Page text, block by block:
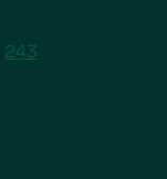
243